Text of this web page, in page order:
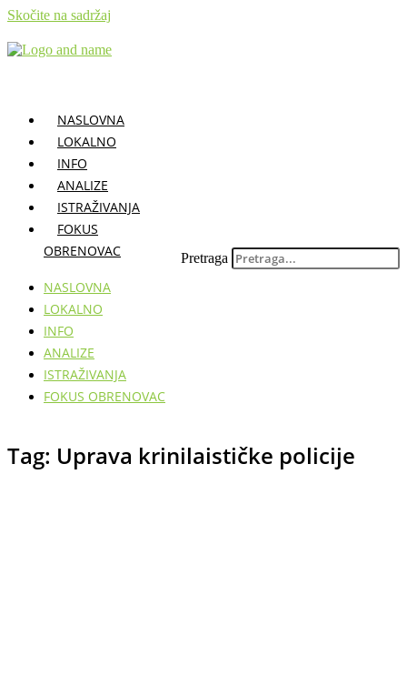
Skočite na sadržaj
NASLOVNA
LOKALNO
INFO
ANALIZE
ISTRAŽIVANJA
FOKUS
OBRENOVAC
NASLOVNA
LOKALNO
INFO
ANALIZE
ISTRAŽIVANJA
FOKUS OBRENOVAC
Pretraga
Tag: Uprava krinilaističke policije